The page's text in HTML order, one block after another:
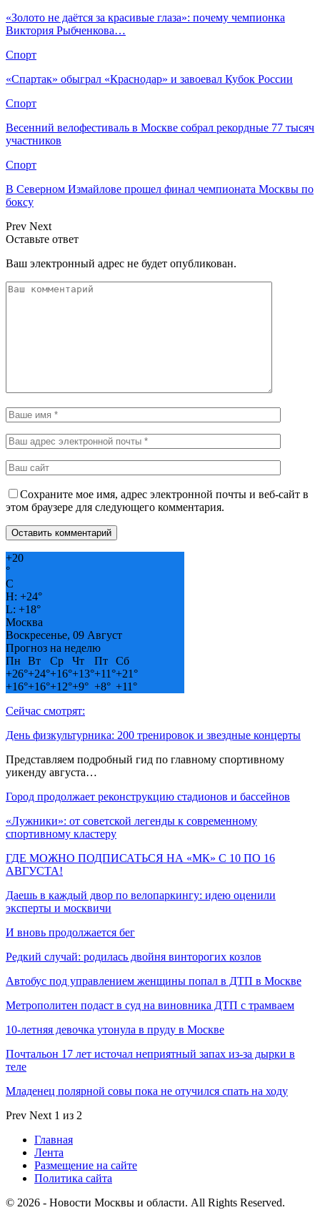
«Золото не даётся за красивые глаза»: почему чемпионка
Виктория Рыбченкова…
Спорт
«Спартак» обыграл «Краснодар» и завоевал Кубок России
Спорт
Весенний велофестиваль в Москве собрал рекордные 77 тысяч
участников
Спорт
В Северном Измайлове прошел финал чемпионата Москвы по
боксу
Prev Next
Оставьте ответ
Ваш электронный адрес не будет опубликован.
Сохраните мое имя, адрес электронной почты и веб-сайт в
этом браузере для следующего комментария.
+20
°
C
H: +24°
L: +18°
Москва
Воскресенье, 09 Август
Прогноз на неделю
Пн
Вт Ср Чт Пт
Сб
+26°+24°+16°+13°+11°+21°
+16°+16°+12°+9° +8° +11°
Сейчас смотрят:
День физкультурника: 200 тренировок и звездные концерты
Представляем подробный гид по главному спортивному
уикенду августа…
Город продолжает реконструкцию стадионов и бассейнов
«Лужники»: от советской легенды к современному
спортивному кластеру
ГДЕ МОЖНО ПОДПИСАТЬСЯ НА «МК» С 10 ПО 16
АВГУСТА!
Даешь в каждый двор по велопаркингу: идею оценили
эксперты и москвичи
И вновь продолжается бег
Редкий случай: родилась двойня винторогих козлов
Автобус под управлением женщины попал в ДТП в Москве
Метрополитен подаст в суд на виновника ДТП с трамваем
10-летняя девочка утонула в пруду в Москве
Почтальон 17 лет источал неприятный запах из-за дырки в
теле
Младенец полярной совы пока не отучился спать на ходу
Prev Next 1 из 2
Главная
Лента
Размещение на сайте
Политика сайта
© 2026 - Новости Москвы и области. All Rights Reserved.